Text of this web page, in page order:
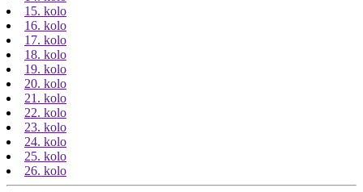
15. kolo
16. kolo
17. kolo
18. kolo
19. kolo
20. kolo
21. kolo
22. kolo
23. kolo
24. kolo
25. kolo
26. kolo